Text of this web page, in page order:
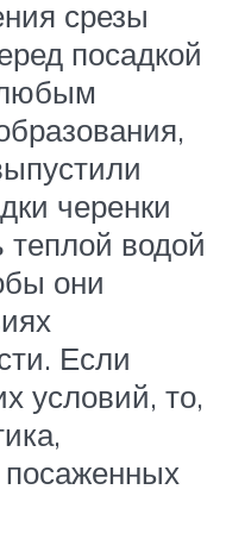
срезы
посадкой
любым
черенки
теплой водой
они
Если
условий, то,
посаженных